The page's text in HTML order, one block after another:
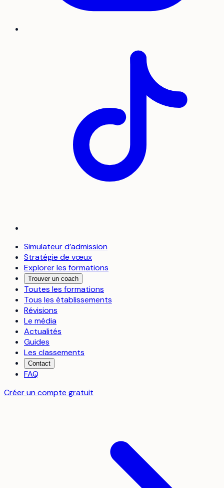
Simulateur d’admission
Stratégie de vœux
Explorer les formations
Trouver un coach
Toutes les formations
Tous les établissements
Révisions
Le média
Actualités
Guides
Les classements
Contact
FAQ
Créer un compte gratuit